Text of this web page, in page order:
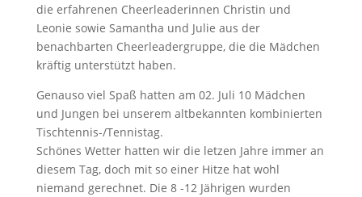
die erfahrenen Cheerleaderinnen Christin und
Leonie sowie Samantha und Julie aus der
benachbarten Cheerleadergruppe, die die Mädchen
kräftig unterstützt haben.
Genauso viel Spaß hatten am 02. Juli 10 Mädchen
und Jungen bei unserem altbekannten kombinierten
Tischtennis-/Tennistag.
Schönes Wetter hatten wir die letzen Jahre immer an
diesem Tag, doch mit so einer Hitze hat wohl
niemand gerechnet. Die 8 -12 Jährigen wurden